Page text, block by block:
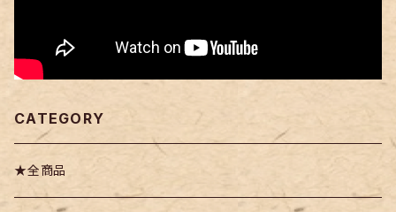
CATEGORY
★全商品